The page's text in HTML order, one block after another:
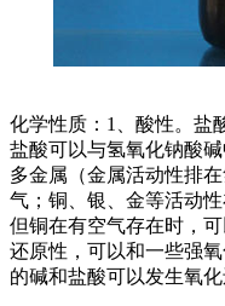
化学性质：1、酸性。盐
盐酸可以与氢氧化钠酸
多金属（金属活动性排
气；铜、银、金等活动
但铜在有空气存在时，
还原性，可以和一些强
的碱和盐酸可以发生氧